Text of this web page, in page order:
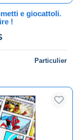
jours
e giocattoli.
!
Particulier